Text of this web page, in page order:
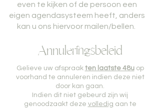
even te kijken of de persoon een
eigen agendasysteem heeft, anders
kan u ons hiervoor mailen/bellen.
Annuleringsbeleid
Gelieve uw afspraak ten laatste 48uop
voorhand te annuleren indien deze niet
door kan gaan.
Indien dit niet gebeurd zijn wij
genoodzaakt deze volledig aan te